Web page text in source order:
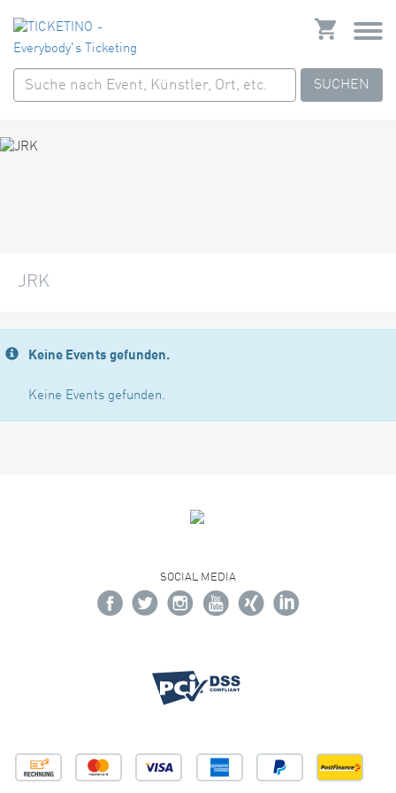
SUCHEN
JRK
Keine Events gefunden.
Keine Events gefunden.
SOCIAL MEDIA